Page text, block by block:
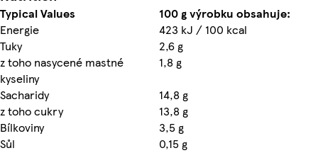
Typical Values
100 g výrobku obsahuje:
Energie
423 kJ / 100 kcal
Tuky
2,6 g
z toho nasycené mastné
kyseliny
1,8 g
Sacharidy
14,8 g
z toho cukry
13,8 g
Bílkoviny
3,5 g
Sůl
0,15 g